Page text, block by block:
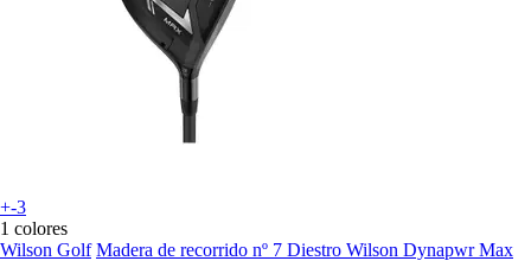
+-3
1 colores
Wilson Golf Madera de recorrido nº 7 Diestro Wilson Dynapwr Max